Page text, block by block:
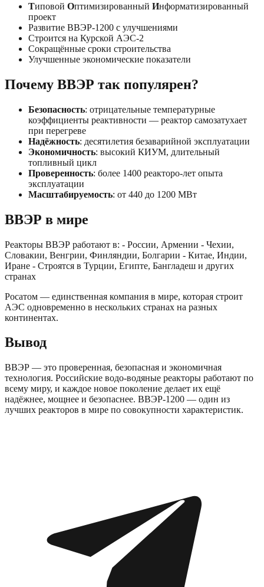
Типовой Оптимизированный Информатизированный
проект
Развитие ВВЭР-1200 с улучшениями
Строится на Курской АЭС-2
Сокращённые сроки строительства
Улучшенные экономические показатели
Почему ВВЭР так популярен?
Безопасность: отрицательные температурные
коэффициенты реактивности — реактор самозатухает
при перегреве
Надёжность: десятилетия безаварийной эксплуатации
Экономичность: высокий КИУМ, длительный
топливный цикл
Проверенность: более 1400 реакторо-лет опыта
эксплуатации
Масштабируемость: от 440 до 1200 МВт
ВВЭР в мире
Реакторы ВВЭР работают в: - России, Армении - Чехии,
Словакии, Венгрии, Финляндии, Болгарии - Китае, Индии,
Иране - Строятся в Турции, Египте, Бангладеш и других
странах
Росатом — единственная компания в мире, которая строит
АЭС одновременно в нескольких странах на разных
континентах.
Вывод
ВВЭР — это проверенная, безопасная и экономичная
технология. Российские водо-водяные реакторы работают по
всему миру, и каждое новое поколение делает их ещё
надёжнее, мощнее и безопаснее. ВВЭР-1200 — один из
лучших реакторов в мире по совокупности характеристик.